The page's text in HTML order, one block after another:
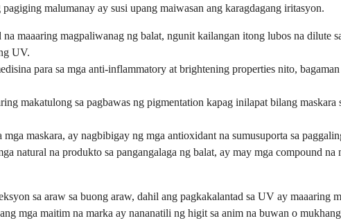
malumanay ay susi upang maiwasan ang karagdagang iritasyon.
maaaring magpaliwanag ng balat, ngunit kailangan itong lubos na dilute
UV.
para sa mga anti-inflammatory at brightening properties nito,
makatulong sa pagbawas ng pigmentation kapag inilapat bilang
maskara, ay nagbibigay ng mga antioxidant na sumusuporta sa
natural na produkto sa pangangalaga ng balat, ay may mga compound
sa araw sa buong araw, dahil ang pagkakalantad sa UV ay maaaring
mga maitim na marka ay nananatili ng higit sa anim na buwan o